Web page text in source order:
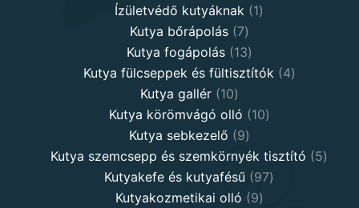
Ízületvédő kutyáknak 11
Kutya bőrápolás 77
products
Kutya fogápolás 1313
products
Kutya fülcseppek és fültisztítók 44
Kutya gallér 1010
products
Kutya körömvágó olló 1010
Kutya sebkezelő 99
products
Kutya szemcsepp és szemkörnyék tisztító 55
Kutyakefe és kutyafésű 9797
Kutyakozmetikai olló 99